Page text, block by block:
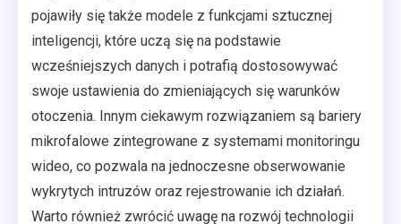
pojawiły się także modele z funkcjami sztucznej
inteligencji, które uczą się na podstawie
wcześniejszych danych i potrafią dostosowywać
swoje ustawienia do zmieniających się warunków
otoczenia. Innym ciekawym rozwiązaniem są bariery
mikrofalowe zintegrowane z systemami monitoringu
wideo, co pozwala na jednoczesne obserwowanie
wykrytych intruzów oraz rejestrowanie ich działań.
Warto również zwrócić uwagę na rozwój technologii